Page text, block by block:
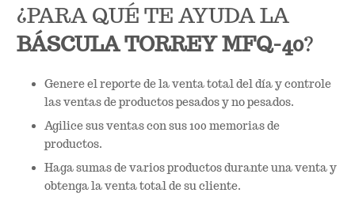
¿PARA QUÉ TE AYUDA LA
BÁSCULA TORREY MFQ-40?
Genere el reporte de la venta total del día y controle
las ventas de productos pesados y no pesados.
Agilice sus ventas con sus 100 memorias de
productos.
Haga sumas de varios productos durante una venta y
obtenga la venta total de su cliente.